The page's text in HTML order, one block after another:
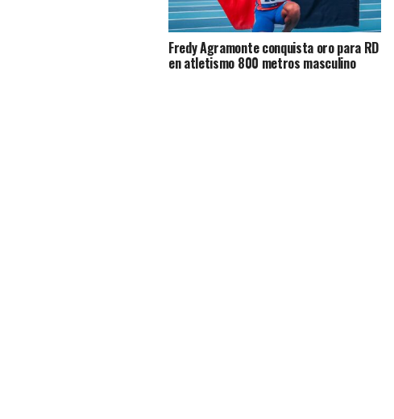
Fredy Agramonte conquista oro para RD
en atletismo 800 metros masculino